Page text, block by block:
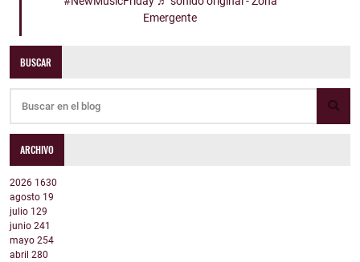
Emergente
BUSCAR
ARCHIVO
2026 1630
agosto 19
julio 129
junio 241
mayo 254
abril 280